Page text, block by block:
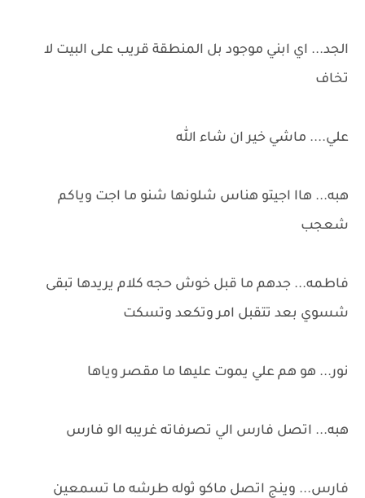
الجد... اي ابني موجود بل المنطقة قريب على البيت لا
تخاف
علي.... ماشي خير ان شاء الله
هبه... هاا اجيتو هناس شلونها شنو ما اجت وياكم
شعجب
فاطمه... جدهم ما قبل خوش حجه كلام يريدها تبقى
شسوي بعد تتقبل امر وتكعد وتسكت
نور... هو هم علي يموت عليها ما مقصر وياها
هبه... اتصل فارس الي تصرفاته غريبه الو فارس
فارس... وينج اتصل ماكو ثوله طرشه ما تسمعين